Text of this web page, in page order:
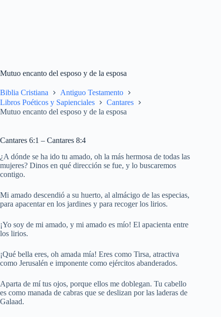
Mutuo encanto del esposo y de la esposa
Biblia Cristiana
Antiguo Testamento
Libros Poéticos y Sapienciales
Cantares
Mutuo encanto del esposo y de la esposa
Cantares 6:1 – Cantares 8:4
¿A dónde se ha ido tu amado, oh la más hermosa de todas las
mujeres? Dinos en qué dirección se fue, y lo buscaremos
contigo.
Mi amado descendió a su huerto, al almácigo de las especias,
para apacentar en los jardines y para recoger los lirios.
¡Yo soy de mi amado, y mi amado es mío! El apacienta entre
los lirios.
¡Qué bella eres, oh amada mía! Eres como Tirsa, atractiva
como Jerusalén e imponente como ejércitos abanderados.
Aparta de mí tus ojos, porque ellos me doblegan. Tu cabello
es como manada de cabras que se deslizan por las laderas de
Galaad.